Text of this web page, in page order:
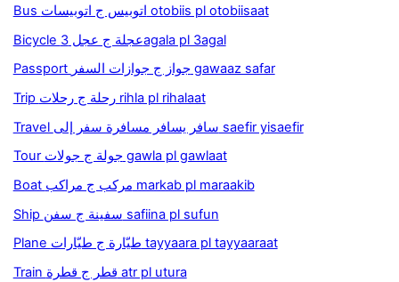
Bus اتوبيس ج اتوبيسات otobiis pl otobiisaat
Bicycle عجلة ج عجل 3agala pl 3agal
Passport جواز ج جوازات السفر gawaaz safar
Trip رحلة ج رحلات rihla pl rihalaat
Travel سافر يسافر مسافرة سفر إلى saefir yisaefir
Tour جولة ج جولات gawla pl gawlaat
Boat مركب ج مراكب markab pl maraakib
Ship سفينة ج سفن safiina pl sufun
Plane طيّارة ج طيّارات tayyaara pl tayyaaraat
Train قطر ج قطرة atr pl utura